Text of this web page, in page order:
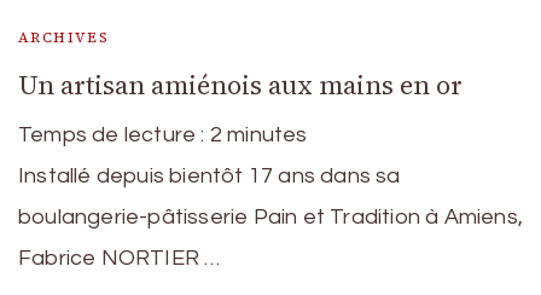
ARCHIVES
Un artisan amiénois aux mains en or
Temps de lecture : 2 minutes
Installé depuis bientôt 17 ans dans sa
boulangerie-pâtisserie Pain et Tradition à Amiens,
Fabrice NORTIER …